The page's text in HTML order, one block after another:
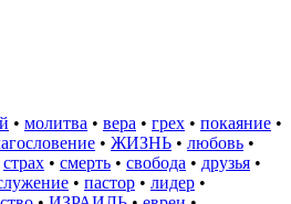
• молитва • вера • грех • покаяние •
• ЖИЗНЬ • любовь •
страх • смерть • свобода • друзья •
• пастор • лидер •